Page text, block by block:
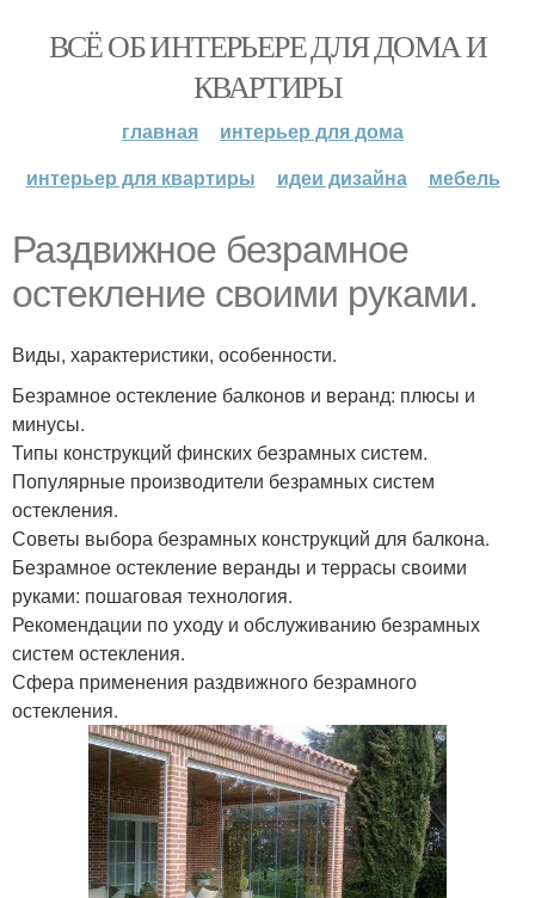
ВСЁ ОБ ИНТЕРЬЕРЕ ДЛЯ ДОМА И
КВАРТИРЫ
главная
интерьер для дома
интерьер для квартиры
идеи дизайна мебель
Раздвижное безрамное
остекление своими руками.
Виды, характеристики, особенности.
Безрамное остекление балконов и веранд: плюсы и
минусы.
Типы конструкций финских безрамных систем.
Популярные производители безрамных систем
остекления.
Советы выбора безрамных конструкций для балкона.
Безрамное остекление веранды и террасы своими
руками: пошаговая технология.
Рекомендации по уходу и обслуживанию безрамных
систем остекления.
Сфера применения раздвижного безрамного
остекления.